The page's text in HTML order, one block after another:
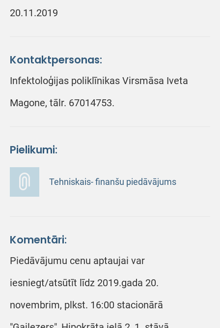
20.11.2019
Kontaktpersonas:
Infektoloģijas poliklīnikas Virsmāsa Iveta
Magone, tālr. 67014753.
Pielikumi:
Tehniskais- finanšu piedāvājums
Komentāri:
Piedāvājumu cenu aptaujai var
iesniegt/atsūtīt līdz 2019.gada 20.
novembrim, plkst. 16:00 stacionārā